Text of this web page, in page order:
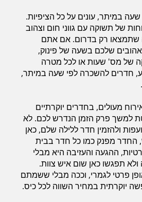
החוף הדרומי
במיתר, עונים על כל הציפיות.
של תשוקה עם גווני חום וצהוב
שתמצאו רק בדרום. אם אתם
שלכם בשעה של פינוק,
של מס' שעות או לכל מטרה
חדרים להשכרה לפי שעה במיתר,
מעולים, בחדרים יוקרתיים
למשך פרק הזמן הנדרש לכם. לא
ולהזמין חדר ללילה שלם, כאן
החדר מפנק כמו כל חדר בבית
ההגעה והעזיבה היא מבלי
תפגשו כאן שום איש צוות.
פרטי לגמרי, וככה מבלי ששמתם
יוקרתית במחיר השווה לכל כיס.